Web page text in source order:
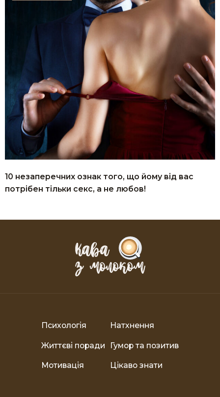
10 незаперечних ознак того, що йому від вас
потрібен тільки ceкс, а не любов!
Психологія Натхнення
Життєві поради Гумор та позитив
Мотивація Цікаво знати